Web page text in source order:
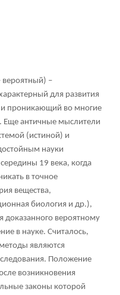
–
для развития
и проникающий во многие
Еще античные мыслители
(истиной) и
науки
19 века, когда
в точное
вещества,
биология и др.),
доказанного вероятному
в науке. Считалось,
являются
Положение
возникновения
законы которой